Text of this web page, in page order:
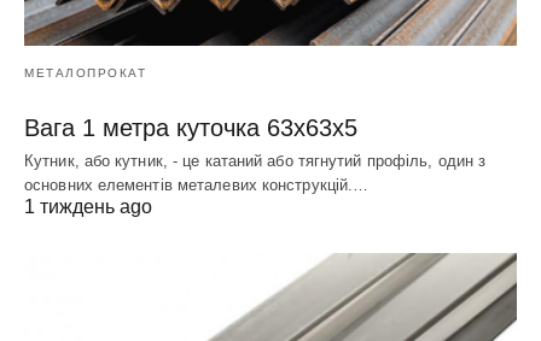
МЕТАЛОПРОКАТ
Вага 1 метра куточка 63х63х5
Кутник, або кутник, - це катаний або тягнутий профіль, один з
основних елементів металевих конструкцій.…
1 тиждень ago